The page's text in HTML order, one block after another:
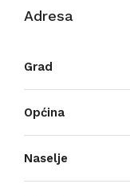
Adresa
Grad
Općina
Naselje